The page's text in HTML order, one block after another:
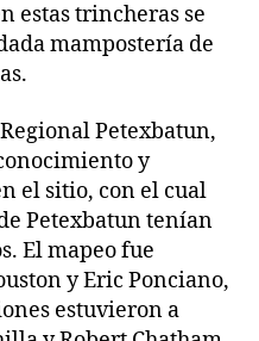
estas trincheras se
mampostería de
Petexbatun,
y
el sitio, con el cual
Petexbatun tenían
El mapeo fue
y Eric Ponciano,
estuvieron a